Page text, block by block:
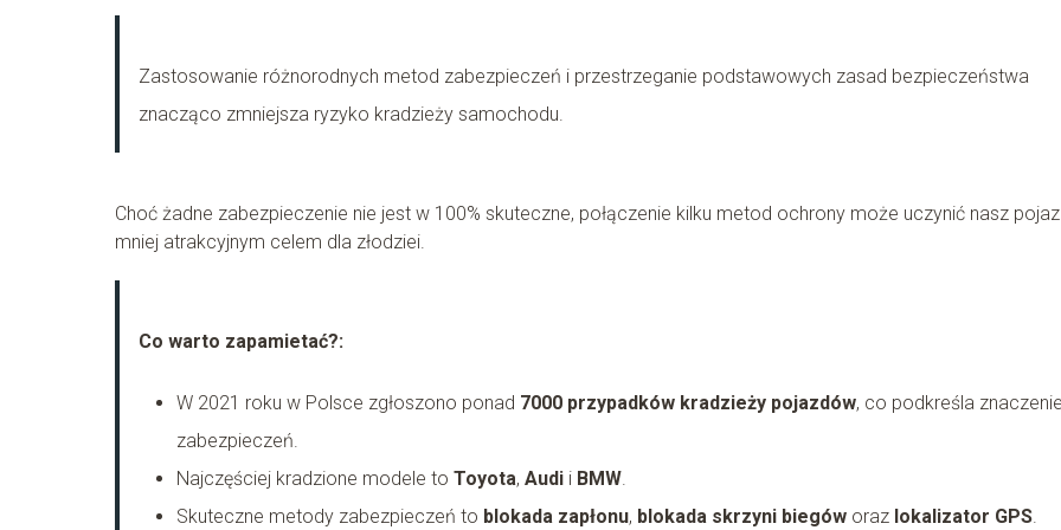
Zastosowanie różnorodnych metod zabezpieczeń i przestrzeganie podstawowych zasad bezpieczeństwa
znacząco zmniejsza ryzyko kradzieży samochodu.
Choć żadne zabezpieczenie nie jest w 100% skuteczne, połączenie kilku metod ochrony może uczynić nasz
mniej atrakcyjnym celem dla złodziei.
Co warto zapamietać?:
W 2021 roku w Polsce zgłoszono ponad 7000 przypadków kradzieży pojazdów, co podkreśla
zabezpieczeń.
Najczęściej kradzione modele to Toyota, Audi i BMW.
Skuteczne metody zabezpieczeń to blokada zapłonu, blokada skrzyni biegów oraz lokalizator GPS.